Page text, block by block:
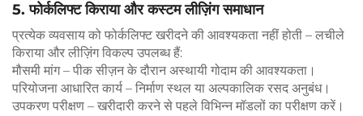
5. फोर्कलिफ्ट किराया और कस्टम लीज़िंग समाधान
प्रत्येक व्यवसाय को फोर्कलिफ्ट खरीदने की आवश्यकता नहीं होती – लचीले
किराया और लीज़िंग विकल्प उपलब्ध हैं:
मौसमी मांग – पीक सीज़न के दौरान अस्थायी गोदाम की आवश्यकता।
परियोजना आधारित कार्य – निर्माण स्थल या अल्पकालिक रसद अनुबंध।
उपकरण परीक्षण – खरीदारी करने से पहले विभिन्न मॉडलों का परीक्षण करें।